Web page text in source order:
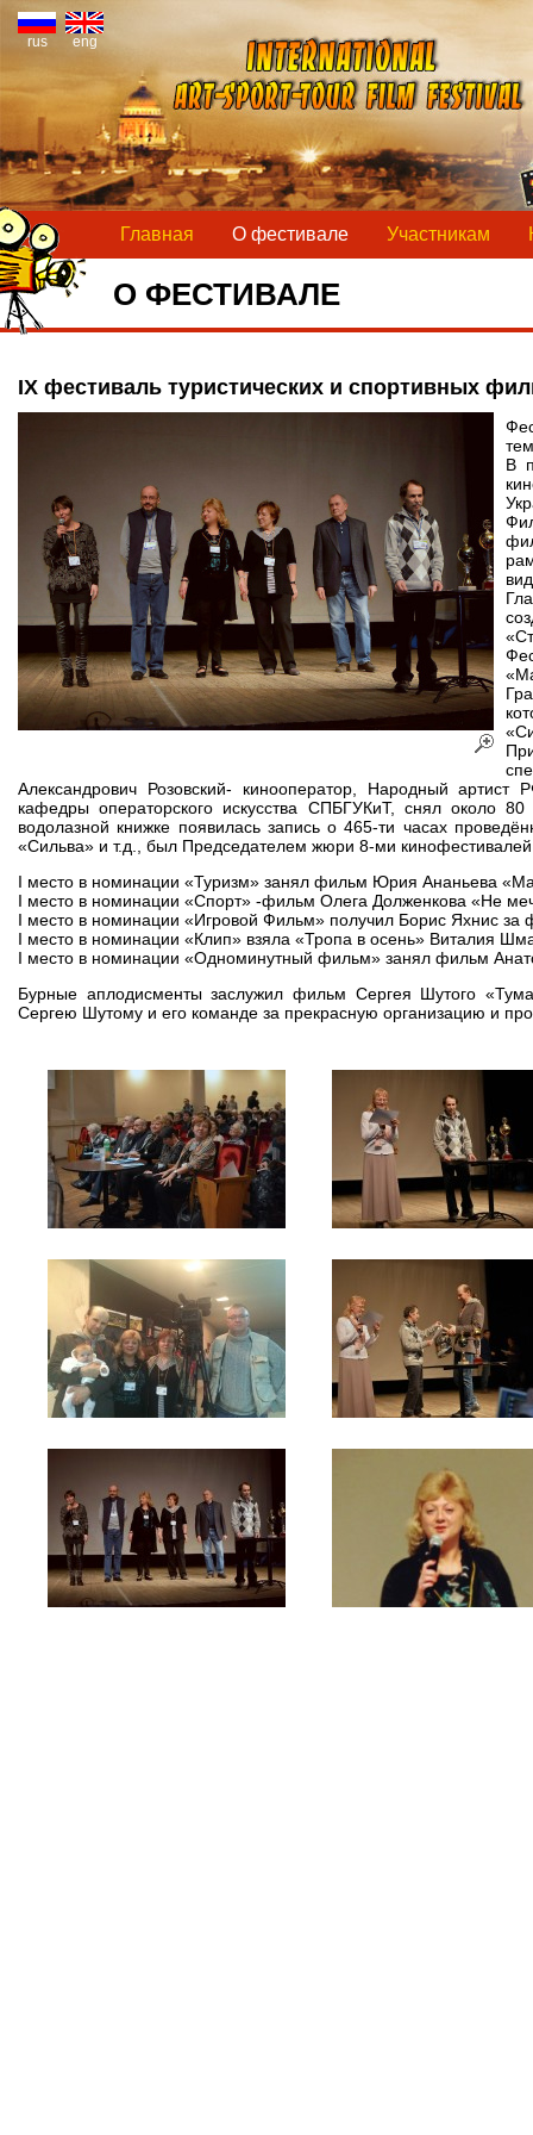
rus eng
Главная О фестивале Участникам
О ФЕСТИВАЛЕ
IX фестиваль туристических и спортивных
В
Александрович Розовский- кинооператор, Народный
кафедры операторского искусства СПБГУКиТ, снял около
водолазной книжке появилась запись о 465-ти часах
«Сильва» и т.д., был Председателем жюри 8-ми
I место в номинации «Туризм» занял фильм Юрия Ананьева
I место в номинации «Спорт» -фильм Олега Долженкова «Не
I место в номинации «Игровой Фильм» получил Борис Яхнис за
I место в номинации «Клип» взяла «Тропа в осень» Виталия
I место в номинации «Одноминутный фильм» занял фильм
Бурные аплодисменты заслужил фильм Сергея Шутого
Сергею Шутому и его команде за прекрасную организацию и